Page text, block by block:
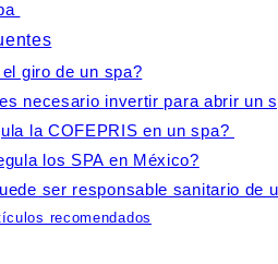
giro de un spa?
necesario invertir para abrir un
la COFEPRIS en un spa?
los SPA en México?
ser responsable sanitario de
recomendados